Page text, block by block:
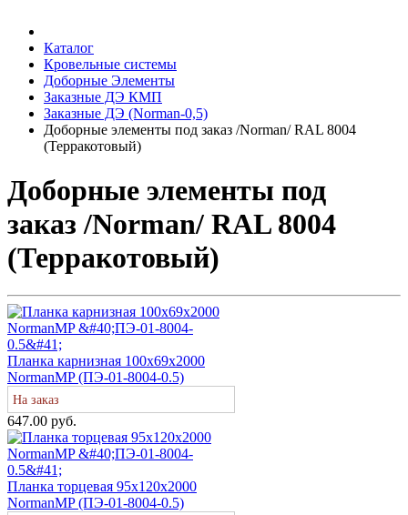
Каталог
Кровельные системы
Доборные Элементы
Заказные ДЭ КМП
Заказные ДЭ (Norman-0,5)
Доборные элементы под заказ /Norman/ RAL 8004
(Терракотовый)
Доборные элементы под
заказ /Norman/ RAL 8004
(Терракотовый)
Планка карнизная 100х69х2000
NormanMP (ПЭ-01-8004-0.5)
На заказ
647.00 руб.
Планка торцевая 95х120х2000
NormanMP (ПЭ-01-8004-0.5)